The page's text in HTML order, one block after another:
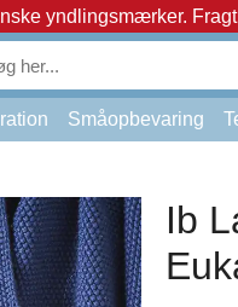
yndlingsmærker.
Småopbevaring
Ib